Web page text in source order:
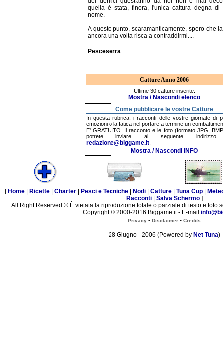
quella è stata, finora, l'unica cattura degna di
nome.
A questo punto, scaramanticamente, spero che
ancora una volta risca a contraddirmi....
Pesceserra
Catture Anno 2006
Ultime 30 catture inserite.
Mostra / Nascondi elenco
Come pubblicare le vostre Catture
In questa rubrica, i racconti delle vostre giornate di
emozioni o la fatica nel portare a termine un
E' GRATUITO. Il racconto e le foto (formato JPG,
potrete inviare al seguente indirizzo
redazione@biggame.it
Mostra / Nascondi INFO
[ Home Ricette Charter Pesci e Tecniche Nodi Catture Tuna Cup
Racconti| Salva Schermo]
All Right Reserved © È vietata la riproduzione totale o parziale di testo e foto
Copyright © 2000-2016 Biggame.it - E-mail
Privacy - Disclaimer - Credits
28 Giugno - 2006 (Powered by Net Tuna)